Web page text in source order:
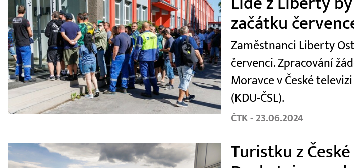
začátku
Zaměstnanci Liberty
červenci. Zpracování
Moravce v České
(KDU-ČSL).
ČTK - 23.06.2024
Turistku z